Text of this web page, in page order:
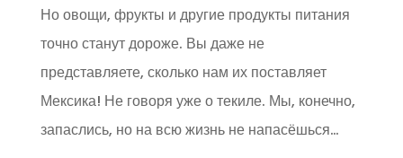
Но овощи, фрукты и другие продукты питания
точно станут дороже. Вы даже не
представляете, сколько нам их поставляет
Мексика! Не говоря уже о текиле. Мы, конечно,
запаслись, но на всю жизнь не напасёшься…